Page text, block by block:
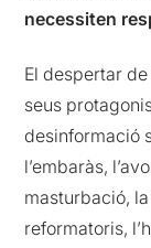
necessiten
El despertar
seus
desinformació
l’embaràs,
masturbació,
reformatoris,